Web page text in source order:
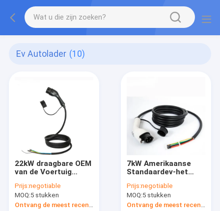
Ev Autolader (10)
22kW draagbare OEM
van de Voertuig
Enige de
Stop32a/3phase van
de Kanontype2 Lader
Prijs:negotiable
MOQ:5 stukken
7kW Amerikaanse
Standaardev-het
Wit Koord, de
Laderskabel van het
Type 1 Enige Kanon
Prijs:negotiable
MOQ:5 stukken